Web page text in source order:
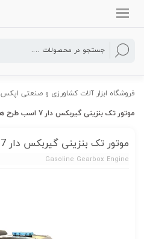
فروشگاه ابزار آلات کشاورزی و صنعتی اپکس
موتور تک بنزینی گیربکس دار 7 اسب طرح هوندا
موتور تک بنزینی گیربکس دار 7 اسب طرح هوندا
Gasoline Gearbox Engine